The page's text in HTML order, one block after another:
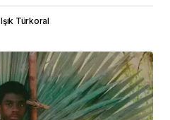
Işık Türkoral